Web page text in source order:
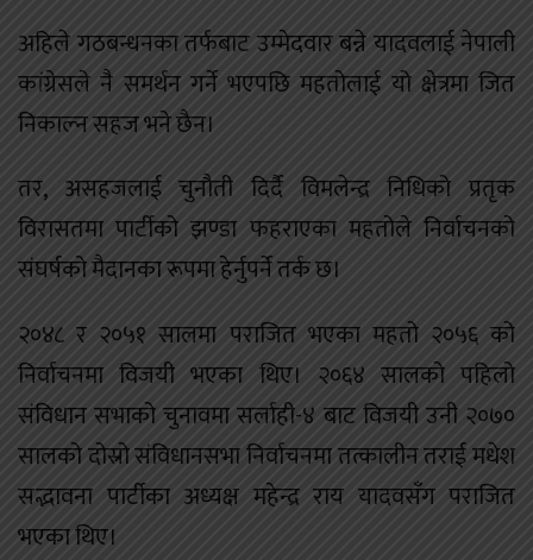
अहिले गठबन्धनका तर्फबाट उम्मेदवार बन्ने यादवलाई नेपाली
कांग्रेसले नै समर्थन गर्ने भएपछि महतोलाई यो क्षेत्रमा जित
निकाल्न सहज भने छैन।
तर, असहजलाई चुनौती दिर्दै विमलेन्द्र निधिको प्रतृक
विरासतमा पार्टीको झण्डा फहराएका महतोले निर्वाचनको
संघर्षको मैदानका रूपमा हेर्नुपर्ने तर्क छ।
२०४८ र २०५१ सालमा पराजित भएका महतो २०५६ को
निर्वाचनमा विजयी भएका थिए। २०६४ सालको पहिलो
संविधान सभाको चुनावमा सर्लाही-४ बाट विजयी उनी २०७०
सालको दोस्रो संविधानसभा निर्वाचनमा तत्कालीन तराई मधेश
सद्भावना पार्टीका अध्यक्ष महेन्द्र राय यादवसँग पराजित
भएका थिए।